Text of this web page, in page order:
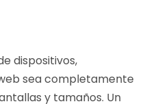
dispositivos,
sea completamente
y tamaños. Un